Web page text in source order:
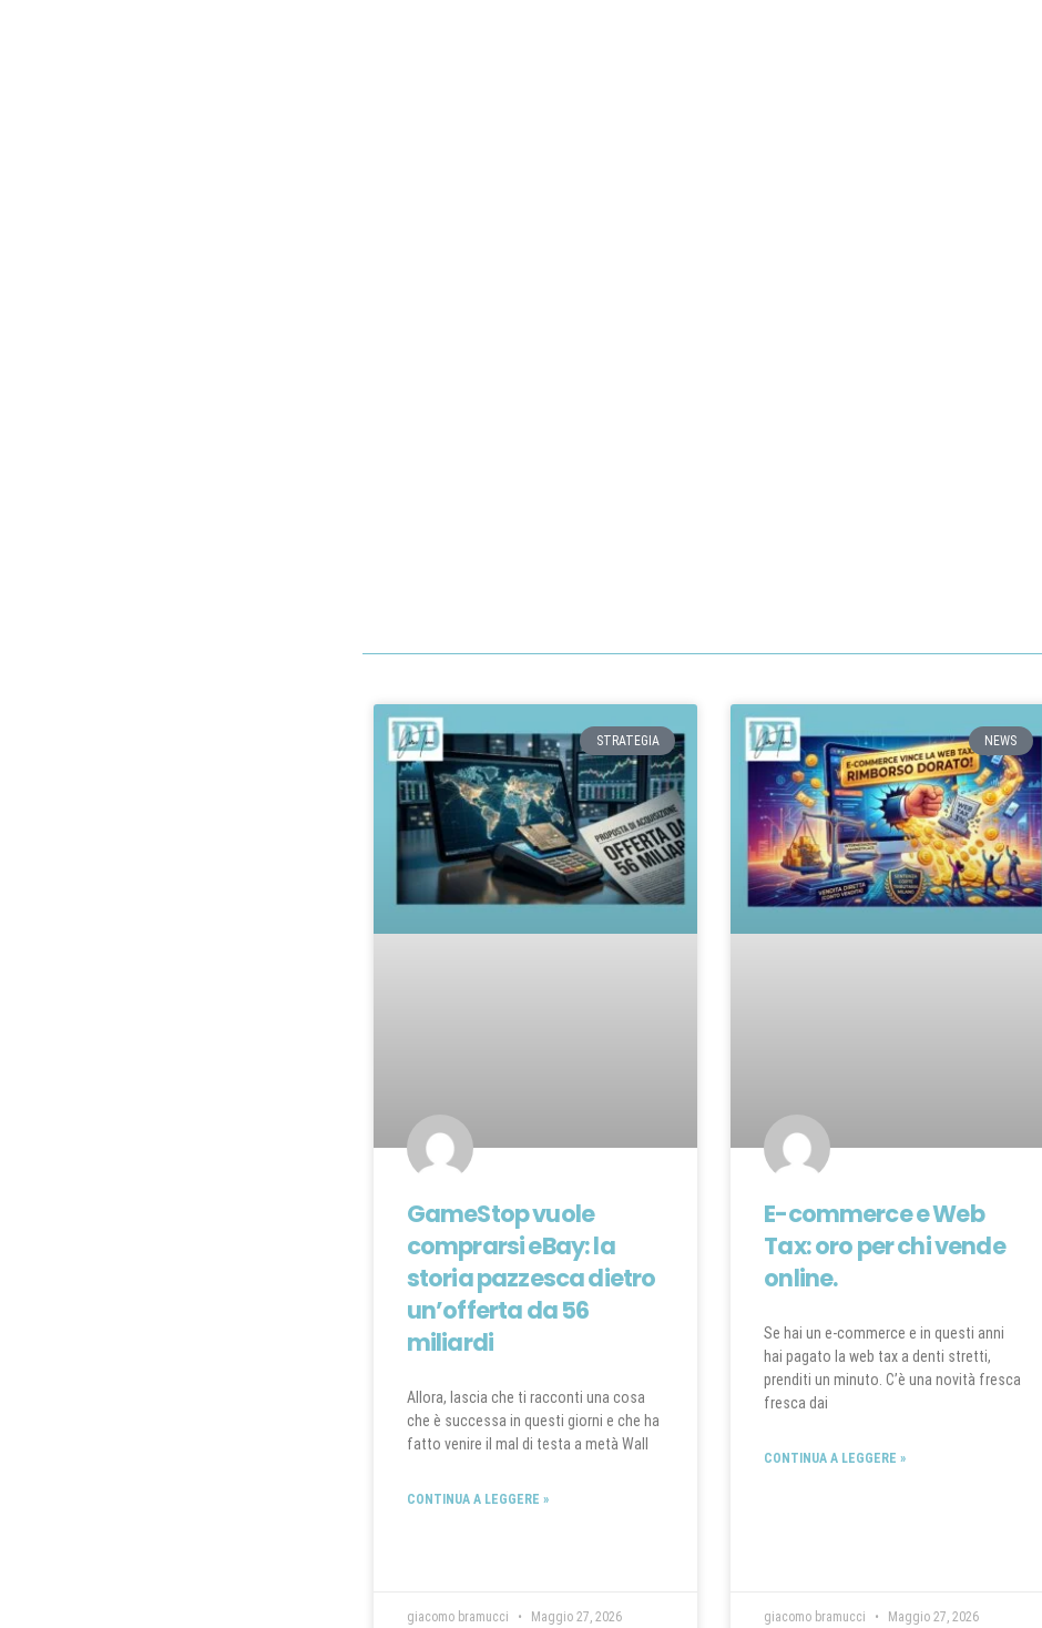
STRATEGIA
GameStop vuole
comprarsi eBay: la
storia pazzesca dietro
un’offerta da 56
miliardi
Allora, lascia che ti racconti una cosa
che è successa in questi giorni e che ha
fatto venire il mal di testa a metà Wall
CONTINUA A LEGGERE »
giacomo bramucci Maggio 27, 2026
NEWS
E-commerce e Web
Tax: oro per chi vende
online.
Se hai un e-commerce e in questi anni
hai pagato la web tax a denti stretti,
prenditi un minuto. C’è una novità fresca
fresca dai
CONTINUA A LEGGERE »
giacomo bramucci Maggio 27, 2026